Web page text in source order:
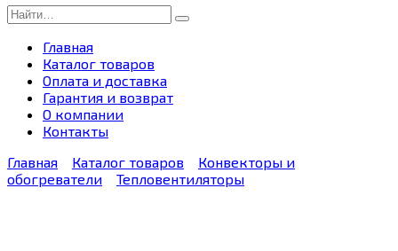
Search
for:
Главная
Каталог товаров
Оплата и доставка
Гарантия и возврат
О компании
Контакты
Главная
Каталог товаров
Конвекторы и
обогреватели
Тепловентиляторы